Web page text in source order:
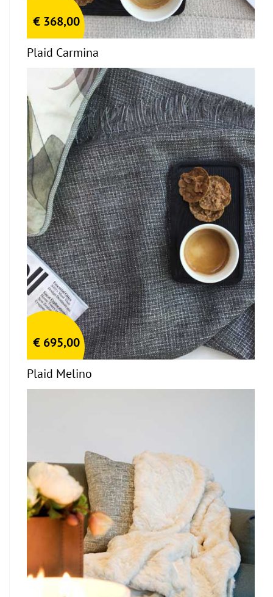
€ 368,00
Plaid Carmina
€ 695,00
Plaid Melino